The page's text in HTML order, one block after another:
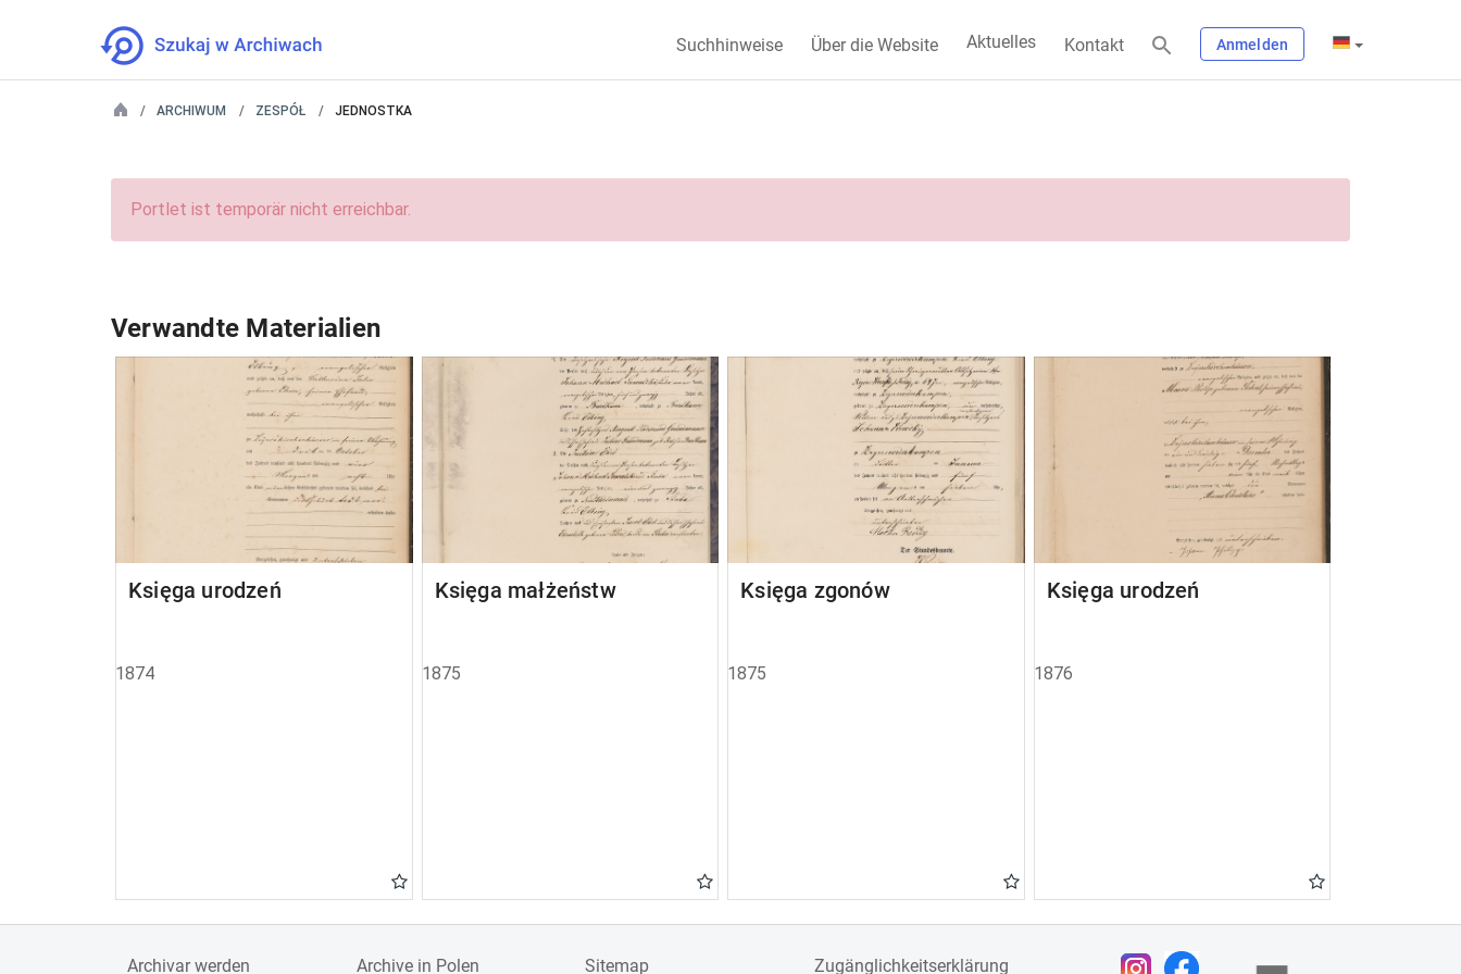
Suchhinweise Über die Website Aktuelles Kontakt Anmelden
ARCHIWUM ZESPÓŁ JEDNOSTKA
Portlet ist temporär nicht erreichbar.
Verwandte Materialien
Księga urodzeń
1874
Księga małżeństw
1875
Księga zgonów
1875
Księga urodzeń
1876
Archivar werden Archive in Polen Sitemap Zugänglichkeitserklärung